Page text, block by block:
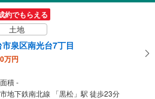
万円
面積 136.6m
約でもらえる
土地
泉区南光台7丁目
万円
積 -
地下鉄南北線 「黒松」駅 徒歩23分